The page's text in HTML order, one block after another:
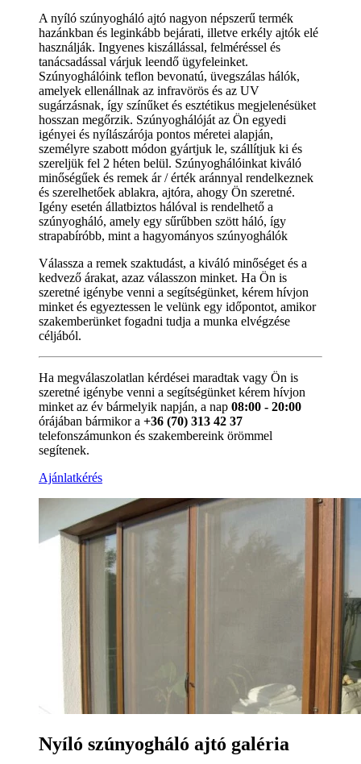
A nyíló szúnyogháló ajtó nagyon népszerű termék
hazánkban és leginkább bejárati, illetve erkély ajtók elé
használják. Ingyenes kiszállással, felméréssel és
tanácsadással várjuk leendő ügyfeleinket.
Szúnyoghálóink teflon bevonatú, üvegszálas hálók,
amelyek ellenállnak az infravörös és az UV
sugárzásnak, így színűket és esztétikus megjelenésüket
hosszan megőrzik. Szúnyoghálóját az Ön egyedi
igényei és nyílászárója pontos méretei alapján,
személyre szabott módon gyártjuk le, szállítjuk ki és
szereljük fel 2 héten belül. Szúnyoghálóinkat kiváló
minőségűek és remek ár / érték aránnyal rendelkeznek
és szerelhetőek ablakra, ajtóra, ahogy Ön szeretné.
Igény esetén állatbiztos hálóval is rendelhető a
szúnyogháló, amely egy sűrűbben szött háló, így
strapabíróbb, mint a hagyományos szúnyoghálók
Válassza a remek szaktudást, a kiváló minőséget és a
kedvező árakat, azaz válasszon minket. Ha Ön is
szeretné igénybe venni a segítségünket, kérem hívjon
minket és egyeztessen le velünk egy időpontot, amikor
szakemberünket fogadni tudja a munka elvégzése
céljából.
Ha megválaszolatlan kérdései maradtak vagy Ön is
szeretné igénybe venni a segítségünket kérem hívjon
minket az év bármelyik napján, a nap 08:00 - 20:00
órájában bármikor a +36 (70) 313 42 37
telefonszámunkon és szakembereink örömmel
segítenek.
Ajánlatkérés
Nyíló szúnyogháló ajtó galéria